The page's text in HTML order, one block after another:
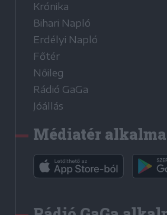
Krónika
Bihari Napló
Erdélyi Napló
Főtér
Nőileg
Rádió GaGa
Jóállás
Médiatér